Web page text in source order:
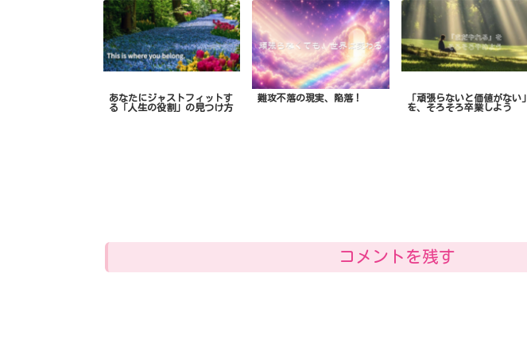
あなたにジャストフィットす
る「人生の役割」の見つけ方
難攻不落の現実、陥落！
「頑張らないと価値がない」
を、そろそろ卒業しよう
コメントを残す